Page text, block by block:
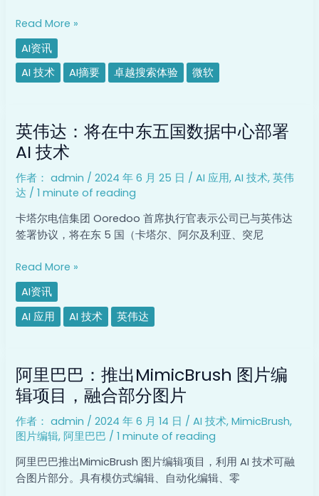
果
中
加
入
AI
Read More »
AI资讯
AI 技术
AI摘要 卓越搜索体验 微软
英伟达：将在中东五国数据中心部署
AI 技术
作者： admin /2024 年 6 月 25 日 /AI 应用,AI 技术,英伟
达 /1 minute of reading
卡塔尔电信集团 Ooredoo 首席执行官表示公司已与英伟达
签署协议，将在东 5 国（卡塔尔、阿尔及利亚、突尼
伟
达：
将
在
中
东
五
国
数
中
心
部
技
术
Read More »
AI资讯
AI 应用
AI 技术 英伟达
阿里巴巴：推出MimicBrush 图片编
辑项目，融合部分图片
作者： admin /2024 年 6 月 14 日 /AI 技术,MimicBrush,
图片编辑,阿里巴巴 /1 minute of reading
阿里巴巴推出MimicBrush 图片编辑项目，利用 AI 技术可融
合图片部分。具有模仿式编辑、自动化编辑、零
里
巴
巴：
推
出
MimicBrush
图
片